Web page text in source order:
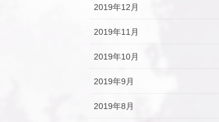
2019年12月
2019年11月
2019年10月
2019年9月
2019年8月